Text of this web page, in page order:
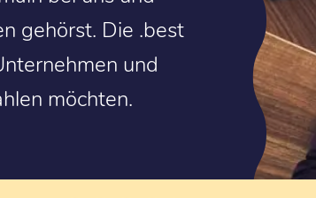
gehörst. Die .best
und
möchten.